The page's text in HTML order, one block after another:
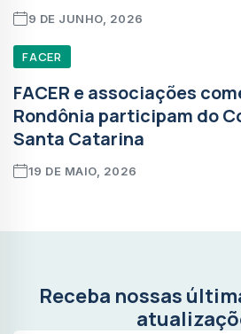
9 DE JUNHO, 2026
FACER
FACER e associações
Rondônia participam do
Santa Catarina
19 DE MAIO, 2026
Receba nossas